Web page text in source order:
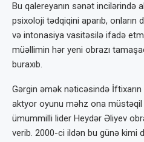
Bu qalereyanın sənət incilərində
psixoloji tədqiqini aparıb, onların
və intonasiya vasitəsilə ifadə
müəllimin hər yeni obrazı
buraxıb.
Gərgin əmək nəticəsində
aktyor oyunu məhz ona müstəqil
ümummilli lider Heydər Əliyev
verib. 2000-ci ildən bu günə kimi